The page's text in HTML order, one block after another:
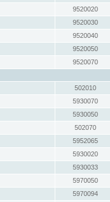
9520020
9520030
9520040
9520050
9520070
502010
5930070
5930050
502070
5952065
5930020
5930033
5970050
5970094